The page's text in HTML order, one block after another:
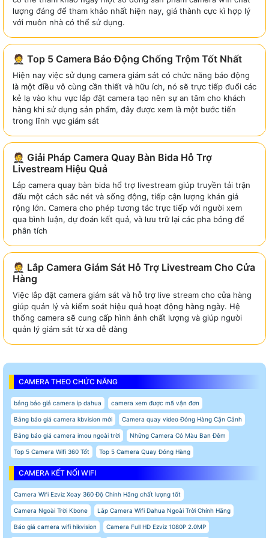
lượng đáng để tham khảo nhất hiện nay, giá thành cực kì hợp lý
với muôn nhà có thể sử dụng.
🤵 Top 5 Camera Báo Động Chống Trộm Tốt Nhất
Hiện nay việc sử dụng camera giám sát có chức năng báo động
là một điều vô cùng cần thiết và hữu ích, nó sẽ trực tiếp đuổi các
kẻ lạ vào khu vực lắp đặt camera tạo nên sự an tâm cho khách
hàng khi sử dụng sản phẩm, đây được xem là một bước tiến
trong lĩnh vực giám sát
🤵 Giải Pháp Camera Quay Bàn Bida Hỗ Trợ
Livestream Hiệu Quả
Lắp camera quay bàn bida hổ trợ livestream giúp truyền tải trận
đấu một cách sắc nét và sống động, tiếp cận lượng khán giả
rộng lớn. Camera cho phép tương tác trực tiếp với người xem
qua bình luận, dự đoán kết quả, và lưu trữ lại các pha bóng để
phân tích
🤵 Lắp Camera Giám Sát Hỗ Trợ Livestream Cho Cửa
Hàng
Việc lắp đặt camera giám sát và hỗ trợ live stream cho cửa hàng
giúp quản lý và kiểm soát hiệu quả hoạt động hàng ngày. Hệ
thống camera sẽ cung cấp hình ảnh chất lượng và giúp người
quản lý giám sát từ xa dễ dàng
CAMERA THEO CHỨC NĂNG
bảng báo giá camera ip dahua camera xem được mã vận đơn
Bảng báo giá camera kbvision mới Camera quay video Đóng Hàng Cận Cảnh
Bảng báo giá camera imou ngoài trời Những Camera Có Màu Ban Đêm
Top 5 Camera Wifi 360 Tốt Top 5 Camera Quay Đóng Hàng
CAMERA KẾT NỐI WIFI
Camera Wifi Ezviz Xoay 360 Độ Chính Hãng chất lượng tốt
Camera Ngoài Trời Kbone Lắp Camera Wifi Dahua Ngoài Trời Chính Hãng
Báo giá camera wifi hikvision Camera Full HD Ezviz 1080P 2.0MP